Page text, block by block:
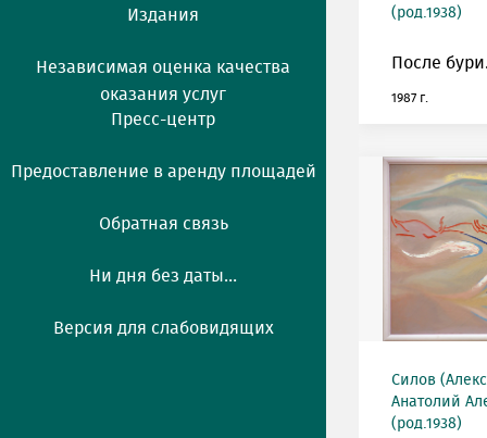
Издания
Независимая оценка качества
оказания услуг
Пресс-центр
Предоставление в аренду площадей
Обратная связь
Ни дня без даты...
Версия для слабовидящих
(род.1938)
После
1987 г.
Силов
Анатолий
(род.1938)